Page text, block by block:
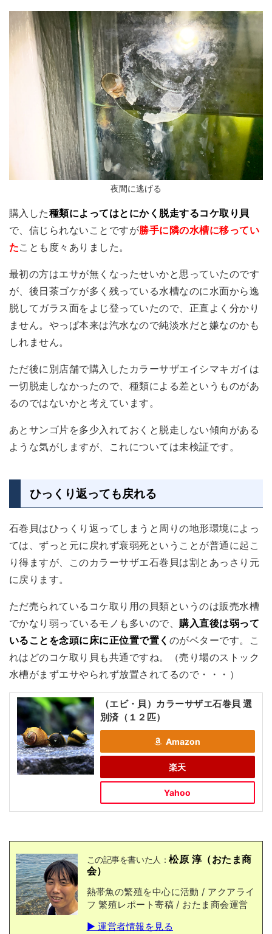
夜間に逃げる
購入した種類によってはとにかく脱走するコケ取り貝
で、信じられないことですが勝手に隣の水槽に移ってい
たことも度々ありました。
最初の方はエサが無くなったせいかと思っていたのです
が、後日茶ゴケが多く残っている水槽なのに水面から逸
脱してガラス面をよじ登っていたので、正直よく分かり
ません。やっぱ本来は汽水なので純淡水だと嫌なのかも
しれません。
ただ後に別店舗で購入したカラーサザエイシマキガイは
一切脱走しなかったので、種類による差というものがあ
るのではないかと考えています。
あとサンゴ片を多少入れておくと脱走しない傾向がある
ような気がしますが、これについては未検証です。
ひっくり返っても戻れる
石巻貝はひっくり返ってしまうと周りの地形環境によっ
ては、ずっと元に戻れず衰弱死ということが普通に起こ
り得ますが、このカラーサザエ石巻貝は割とあっさり元
に戻ります。
ただ売られているコケ取り用の貝類というのは販売水槽
でかなり弱っているモノも多いので、購入直後は弱って
いることを念頭に床に正位置で置く のがベターです。こ
れはどのコケ取り貝も共通ですね。（売り場のストック
水槽がまずエサやられず放置されてるので・・・）
（エビ・貝）カラーサザエ石巻貝 選
別済（１２匹）
Amazon
楽天
Yahoo
この記事を書いた人：松原 淳（おたま商
会）
熱帯魚の繁殖を中心に活動 / アクアライ
フ 繁殖レポート寄稿 / おたま商会運営
▶ 運営者情報を見る